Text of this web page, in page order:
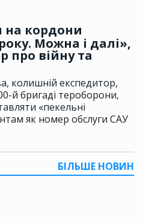
на кордони
Можна і далі»,
про війну та
колишній експедитор,
й бригаді тероборони,
«пекельні
як номер обслуги САУ
БІЛЬШЕ НОВИН